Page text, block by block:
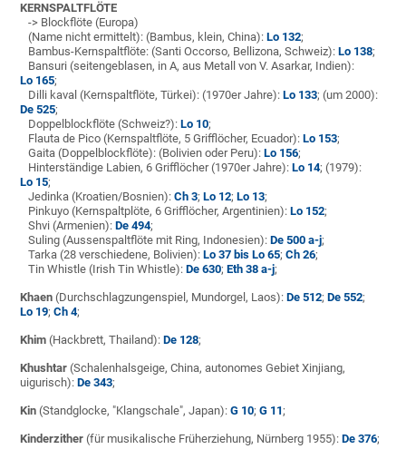
KERNSPALTFLÖTE
-> Blockflöte (Europa)
(Name nicht ermittelt): (Bambus, klein, China):Lo 132;
Bambus-Kernspaltflöte: (Santi Occorso, Bellizona, Schweiz):Lo 138;
Bansuri (seitengeblasen, in A, aus Metall von V. Asarkar, Indien):
Lo 165;
Dilli kaval (Kernspaltflöte, Türkei): (1970er Jahre):Lo 133; (um 2000):
De 525;
Doppelblockflöte (Schweiz?): Lo 10;
Flauta de Pico (Kernspaltflöte, 5 Grifflöcher, Ecuador):Lo 153;
Gaita (Doppelblockflöte): (Bolivien oder Peru):Lo 156;
Hinterständige Labien, 6 Grifflöcher (1970er Jahre):Lo 14; (1979):
Lo 15;
Jedinka (Kroatien/Bosnien):Ch 3;Lo 12;Lo 13;
Pinkuyo (Kernspaltplöte, 6 Grifflöcher, Argentinien):Lo 152;
Shvi (Armenien):De 494;
Suling (Aussenspaltflöte mit Ring, Indonesien):De 500 a-j;
Tarka (28 verschiedene, Bolivien):Lo 37 bis Lo 65;Ch 26;
Tin Whistle (Irish Tin Whistle):De 630;Eth 38 a-j;
Khaen (Durchschlagzungenspiel, Mundorgel, Laos):De 512;De 552;
Lo 19;Ch 4;
Khim (Hackbrett, Thailand):De 128;
Khushtar (Schalenhalsgeige, China,autonomes Gebiet Xinjiang,
uigurisch):De 343;
Kin (Standglocke, "Klangschale", Japan): G 10;G 11;
Kinderzither (für musikalische Früherziehung, Nürnberg 1955):De 376;